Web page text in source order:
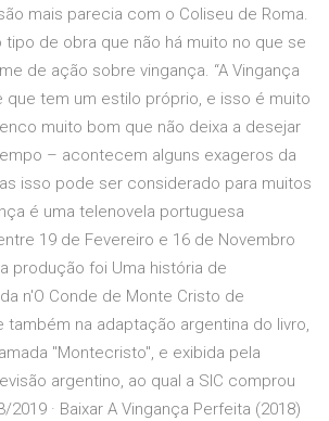
mais parecia com o Coliseu de Roma.
tipo de obra que não há muito no que se
de ação sobre vingança. “A Vingança
que tem um estilo próprio, e isso é muito
muito bom que não deixa a desejar
– acontecem alguns exageros da
isso pode ser considerado para muitos
é uma telenovela portuguesa
19 de Fevereiro e 16 de Novembro
produção foi Uma história de
n'O Conde de Monte Cristo de
também na adaptação argentina do livro,
"Montecristo", e exibida pela
argentino, ao qual a SIC comprou
· Baixar A Vingança Perfeita (2018)